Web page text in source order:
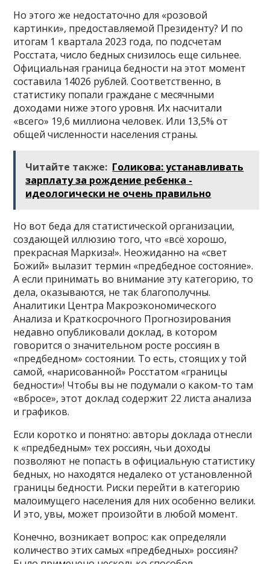
Но этого же недостаточно для «розовой
картинки», предоставляемой Президенту? И по
итогам 1 квартала 2023 года, по подсчетам
Росстата, число бедных снизилось еще сильнее.
Официальная граница бедности на этот момент
составила 14026 рублей. Соответственно, в
статистику попали граждане с месячными
доходами ниже этого уровня. Их насчитали
«всего» 19,6 миллиона человек. Или 13,5% от
общей численности населения страны.
Читайте также: Голикова: устанавливать
зарплату за рождение ребенка -
идеологически не очень правильно
Но вот беда для статистической организации,
создающей иллюзию того, что «всё хорошо,
прекрасная Маркиза!». Неожиданно на «свет
Божий» вылазит термин «предбедное состояние».
А если принимать во внимание эту категорию, то
дела, оказываются, не так благополучны.
Аналитики Центра Макроэкономического
Анализа и Краткосрочного Прогнозирования
недавно опубликовали доклад, в котором
говорится о значительном росте россиян в
«предбедном» состоянии. То есть, стоящих у той
самой, «нарисованной» Росстатом «границы
бедности»! Чтобы вы не подумали о каком-то там
«вбросе», этот доклад содержит 22 листа анализа
и графиков.
Если коротко и понятно: авторы доклада отнесли
к «предбедным» тех россиян, чьи доходы
позволяют не попасть в официальную статистику
бедных, но находятся недалеко от установленной
границы бедности. Риски перейти в категорию
малоимущего населения для них особенно велики.
И это, увы, может произойти в любой момент.
Конечно, возникает вопрос: как определяли
количество этих самых «предбедных» россиян?